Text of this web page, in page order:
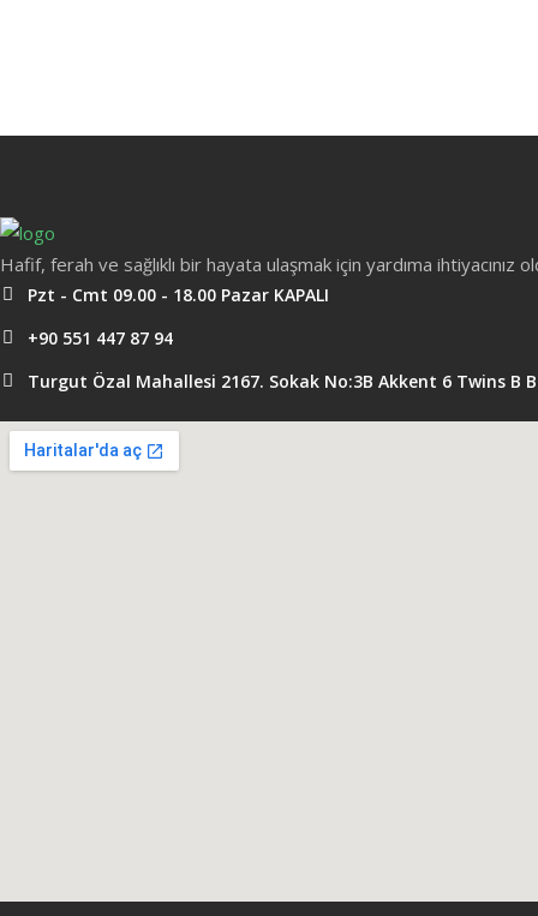
Hafif, ferah ve sağlıklı bir hayata ulaşmak için yardıma ihtiyacınız
Pzt - Cmt 09.00 - 18.00 Pazar KAPALI
+90 551 447 87 94
Turgut Özal Mahallesi 2167. Sokak No:3B Akkent 6 Twins B